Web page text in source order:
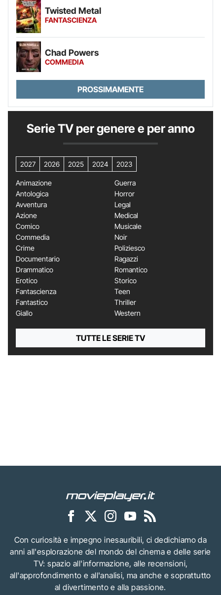
Twisted Metal
FANTASCIENZA
Chad Powers
COMMEDIA
PROSSIMAMENTE
Serie TV per genere e per anno
2027 2026 2025 2024 2023
Animazione
Antologica
Avventura
Azione
Comico
Commedia
Crime
Documentario
Drammatico
Erotico
Fantascienza
Fantastico
Giallo
Guerra
Horror
Legal
Medical
Musicale
Noir
Poliziesco
Ragazzi
Romantico
Storico
Teen
Thriller
Western
TUTTE LE SERIE TV
Con curiosità e impegno inesauribili, ci dedichiamo da
anni all'esplorazione del mondo del cinema e delle serie
TV: spazio all'informazione, alle recensioni,
all'approfondimento e all'analisi, ma anche e soprattutto
al divertimento e alla passione.